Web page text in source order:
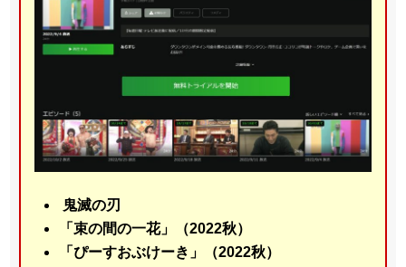
鬼滅の刃
「束の間の一花」（2022秋）
「ぴーすおぶけーき」（2022秋）